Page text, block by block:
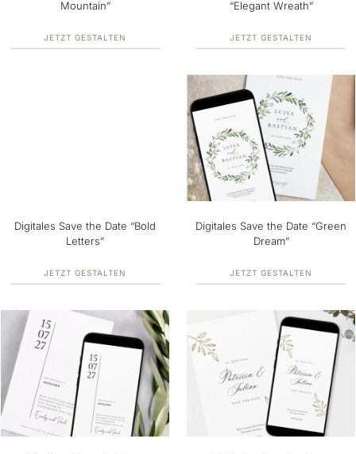
Mountain”
JETZT GESTALTEN
“Elegant Wreath”
JETZT GESTALTEN
Digitales Save the Date “Bold
Letters”
JETZT GESTALTEN
Digitales Save the Date “Green
Dream”
JETZT GESTALTEN